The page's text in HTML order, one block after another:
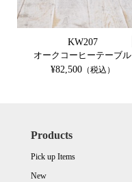
KW207
オークコーヒーテーブル
¥82,500（税込）
Products
Pick up Items
New